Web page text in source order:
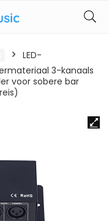
LED-
3-kanaals
voor sobere bar